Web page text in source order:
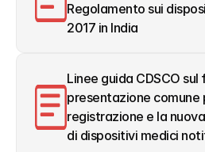
Regolamento sui
2017 in India
Linee guida CDSCO
presentazione comune
registrazione e la
di dispositivi medici